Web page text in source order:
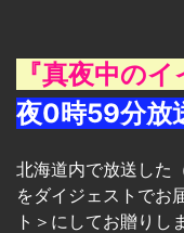
『真夜中の
夜0時59分放
北海道内で放送した
をダイジェストでお
ト＞にしてお贈りし